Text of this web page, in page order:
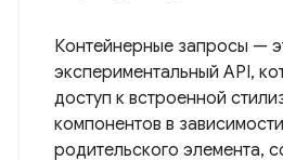
Контейнерные запросы —
экспериментальный API,
доступ к встроенной
компонентов в
родительского элемента,